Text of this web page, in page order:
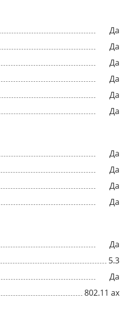
Да
Да
Да
Да
Да
Да
Да
Да
Да
Да
Да
5.3
Да
802.11 ax